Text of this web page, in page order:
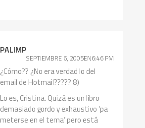
PALIMP
SEPTIEMBRE 6, 2005EN6:46 PM
¿Cómo?? ¿No era verdad lo del
email de Hotmail????? 8)
Lo es, Cristina. Quizá es un libro
demasiado gordo y exhaustivo ‘pa
meterse en el tema’ pero está